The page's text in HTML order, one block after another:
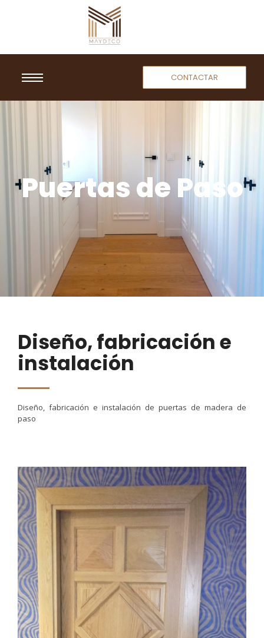
CONTACTAR
Puertas de Paso
Diseño, fabricación e
instalación
Diseño, fabricación e instalación de puertas de madera de
paso